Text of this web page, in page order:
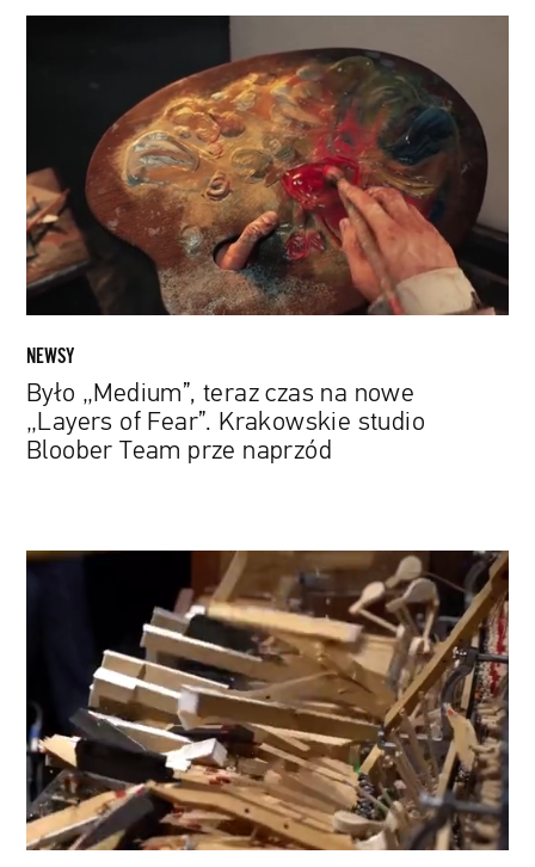
nowe
„Layers
of
Fear”.
Krakowskie
studio
Bloober
prze
naprzód
NEWSY
Było „Medium”, teraz czas na nowe
„Layers of Fear”. Krakowskie studio
Bloober Team prze naprzód
Twórcy
pianino.
Wszystko
to,
aby
nagrać